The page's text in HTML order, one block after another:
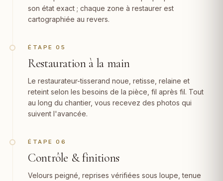
son état exact ; chaque zone à restaurer est
cartographiée au revers.
ÉTAPE 05
Restauration à la main
Le restaurateur-tisserand noue, retisse, relaine et
reteint selon les besoins de la pièce, fil après fil. Tout
au long du chantier, vous recevez des photos qui
suivent l'avancée.
ÉTAPE 06
Contrôle & finitions
Velours peigné, reprises vérifiées sous loupe, tenue